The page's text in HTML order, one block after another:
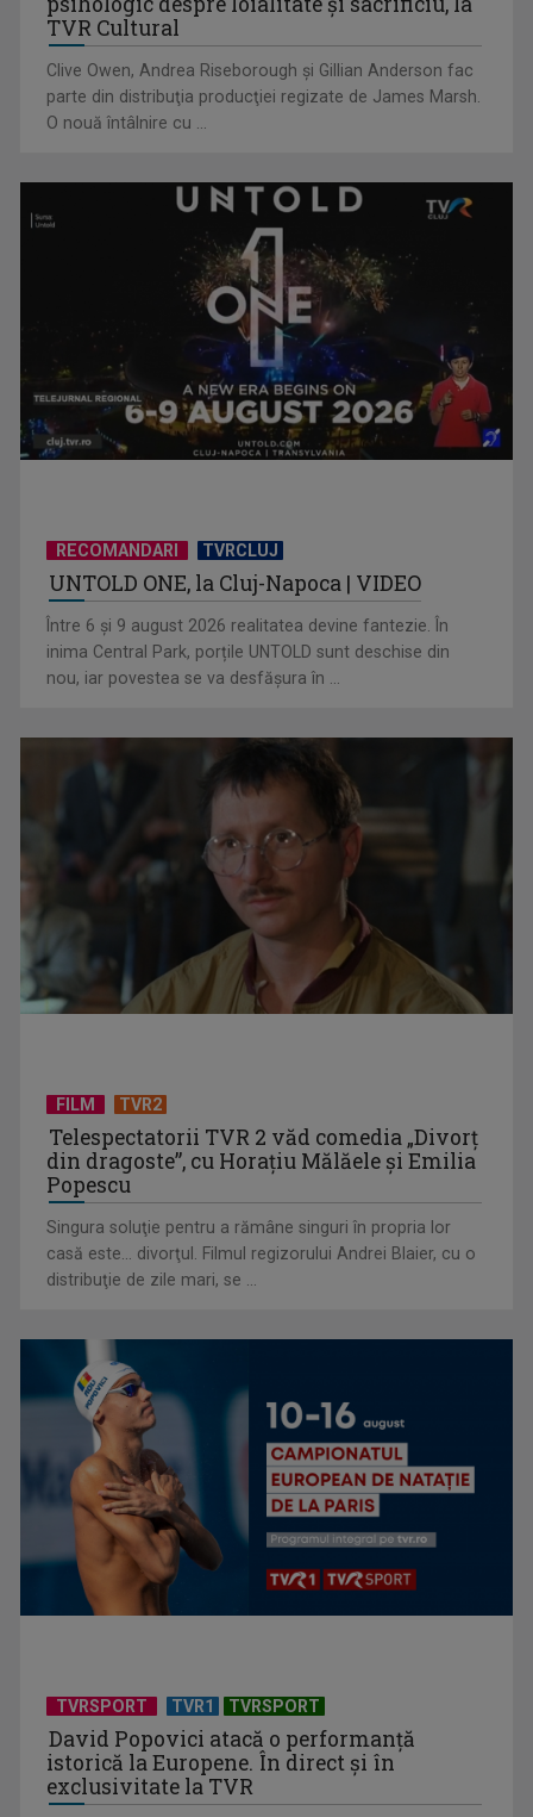
Piesa „Inimă, nu fi de piatră” a Corinei Chiriac ia argintul în
Hora care unește generații | VIDEO
Piesa Angelei Similea „După noapte vine zi” – pe podium şi
acum în inimile ...
Cum ne-a îmbolnăvit telefonul și cum salvarea era mereu
TVR Cultural
Clive Owen, Andrea Riseborough şi Gillian Anderson fac
parte din distribuţia producţiei regizate de James Marsh.
O nouă întâlnire cu ...
RECOMANDARI TVRCLUJ
UNTOLD ONE, la Cluj-Napoca | VIDEO
Între 6 și 9 august 2026 realitatea devine fantezie. În
inima Central Park, porțile UNTOLD sunt deschise din
nou, iar povestea se va desfășura în ...
FILM TVR2
Telespectatorii TVR 2 văd comedia „Divorţ
din dragoste”, cu Horaţiu Mălăele şi Emilia
Popescu
Singura soluţie pentru a rămâne singuri în propria lor
casă este... divorţul. Filmul regizorului Andrei Blaier, cu o
distribuţie de zile mari, se ...
TVRSPORT TVR1 TVRSPORT
David Popovici atacă o performanţă
istorică la Europene. În direct şi în
exclusivitate la TVR